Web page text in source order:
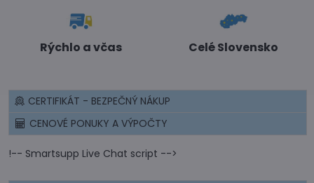
Rýchlo a včas Celé Slovensko
CERTIFIKÁT - BEZPEČNÝ NÁKUP
CENOVÉ PONUKY A VÝPOČTY
!-- Smartsupp Live Chat script -->